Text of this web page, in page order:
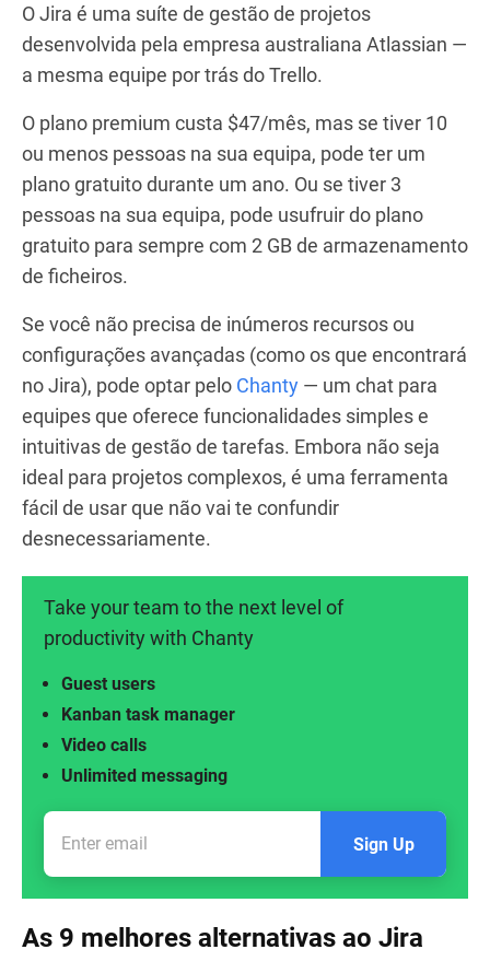
O Jira é uma suíte de gestão de projetos
desenvolvida pela empresa australiana Atlassian —
a mesma equipe por trás do Trello.
O plano premium custa $47/mês, mas se tiver 10
ou menos pessoas na sua equipa, pode ter um
plano gratuito durante um ano. Ou se tiver 3
pessoas na sua equipa, pode usufruir do plano
gratuito para sempre com 2 GB de armazenamento
de ficheiros.
Se você não precisa de inúmeros recursos ou
configurações avançadas (como os que encontrará
no Jira), pode optar pelo Chanty — um chat para
equipes que oferece funcionalidades simples e
intuitivas de gestão de tarefas. Embora não seja
ideal para projetos complexos, é uma ferramenta
fácil de usar que não vai te confundir
desnecessariamente.
Take your team to the next level of
productivity with Chanty
Unlimited messaging
Video calls
Kanban task manager
Guest users
Sign Up
As 9 melhores alternativas ao Jira